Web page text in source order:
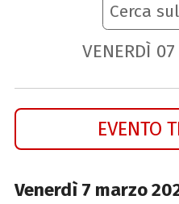
Cerca
VENERDÌ 07
EVENTO
Venerdì 7 marzo